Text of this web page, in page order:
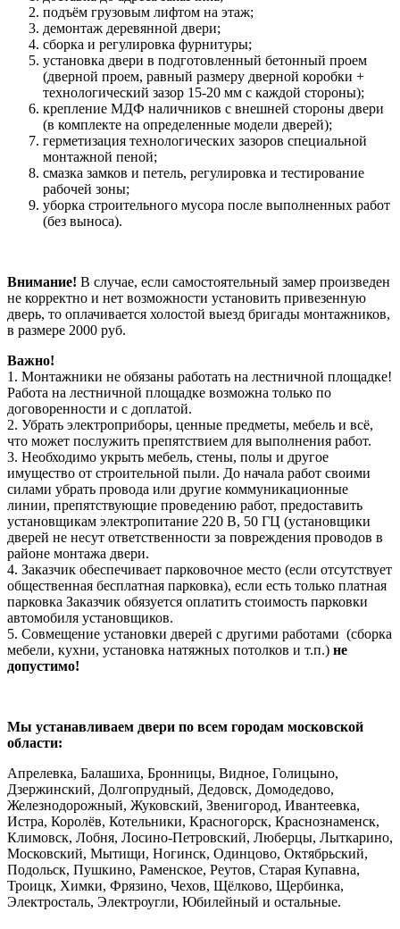
подъём грузовым лифтом на этаж;
демонтаж деревянной двери;
сборка и регулировка фурнитуры;
установка двери в подготовленный бетонный проем
(дверной проем, равный размеру дверной коробки +
технологический зазор 15-20 мм с каждой стороны);
крепление МДФ наличников с внешней стороны двери
(в комплекте на определенные модели дверей);
герметизация технологических зазоров специальной
монтажной пеной;
смазка замков и петель, регулировка и тестирование
рабочей зоны;
уборка строительного мусора после выполненных работ
(без выноса).
Внимание! В случае, если самостоятельный замер произведен
не корректно и нет возможности установить привезенную
дверь, то оплачивается холостой выезд бригады монтажников,
в размере 2000 руб.
Важно!
1. Монтажники не обязаны работать на лестничной площадке!
Работа на лестничной площадке возможна только по
договоренности и с доплатой.
2. Убрать электроприборы, ценные предметы, мебель и всё,
что может послужить препятствием для выполнения работ.
3. Необходимо укрыть мебель, стены, полы и другое
имущество от строительной пыли. До начала работ своими
силами убрать провода или другие коммуникационные
линии, препятствующие проведению работ, предоставить
установщикам электропитание 220 В, 50 ГЦ (установщики
дверей не несут ответственности за повреждения проводов в
районе монтажа двери.
4. Заказчик обеспечивает парковочное место (если отсутствует
общественная бесплатная парковка), если есть только платная
парковка Заказчик обязуется оплатить стоимость парковки
автомобиля установщиков.
5. Совмещение установки дверей с другими работами (сборка
мебели, кухни, установка натяжных потолков и т.п.) не
допустимо!
Мы устанавливаем двери по всем городам московской
области:
Апрелевка, Балашиха, Бронницы, Видное, Голицыно,
Дзержинский, Долгопрудный, Дедовск, Домодедово,
Железнодорожный, Жуковский, Звенигород, Ивантеевка,
Истра, Королёв, Котельники, Красногорск, Краснознаменск,
Климовск, Лобня, Лосино-Петровский, Люберцы, Лыткарино,
Московский, Мытищи, Ногинск, Одинцово, Октябрьский,
Подольск, Пушкино, Раменское, Реутов, Старая Купавна,
Троицк, Химки, Фрязино, Чехов, Щёлково, Щербинка,
Электросталь, Электроугли, Юбилейный и остальные.